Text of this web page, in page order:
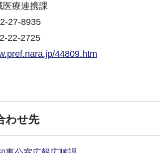
医療連携課
27-8935
22-2725
44809.htm
わせ先